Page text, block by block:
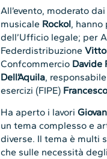
All’evento, moderato
musicale Rockol, hanno
dell’Ufficio legale; per
Federdistribuzione
Confcommercio Davide
Dell’Aquila,
esercizi (FIPE)
Ha aperto i lavori
un tema complesso e
diverse. Il tema è multi
che sulle necessità